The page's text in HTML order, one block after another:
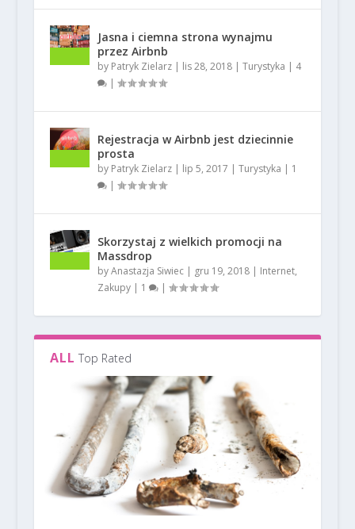
Jasna i ciemna strona wynajmu
przez Airbnb
by Patryk Zielarz| lis 28, 2018| Turystyka | 4
|
Rejestracja w Airbnb jest dziecinnie
prosta
by Patryk Zielarz| lip 5, 2017 | Turystyka | 1
|
Skorzystaj z wielkich promocji na
Massdrop
byAnastazja Siwiec| gru 19, 2018| Internet,
Zakupy| 1 |
ALL Top Rated